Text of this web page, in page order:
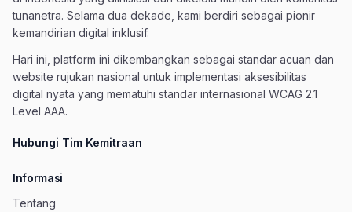
tunanetra. Selama dua dekade, kami berdiri sebagai pionir
kemandirian digital inklusif.
Hari ini, platform ini dikembangkan sebagai standar acuan dan
website rujukan nasional untuk implementasi aksesibilitas
digital nyata yang mematuhi standar internasional WCAG 2.1
Level AAA.
Hubungi Tim Kemitraan
Informasi
Tentang